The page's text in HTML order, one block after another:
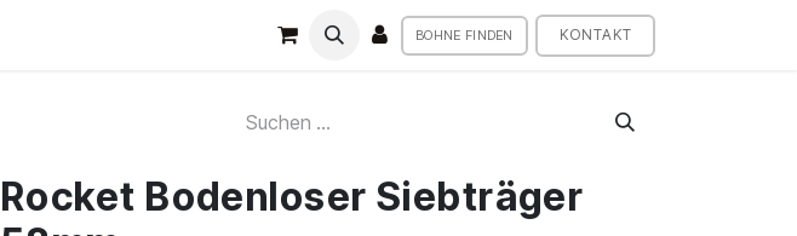
BOHNE FINDEN KONTAKT
Rocket Bodenloser Siebträger